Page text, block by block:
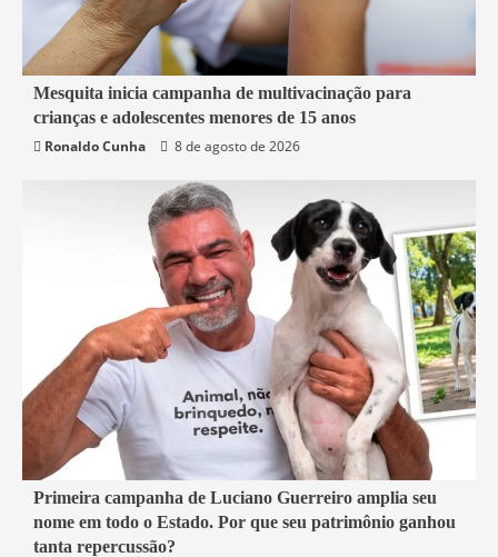
2 min read
Mesquita
Saúde
Mesquita inicia campanha de multivacinação para
crianças e adolescentes menores de 15 anos
Ronaldo Cunha
8 de agosto de 2026
4 min read
Política
Rio de Janeiro
Primeira campanha de Luciano Guerreiro amplia seu
nome em todo o Estado. Por que seu patrimônio ganhou
tanta repercussão?